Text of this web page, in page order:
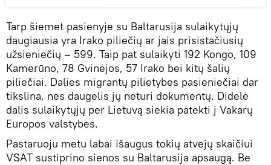
Tarp šiemet pasienyje su Baltarusija sulaikytųjų
daugiausia yra Irako piliečių ar jais prisistačiusių
užsieniečių – 599. Taip pat sulaikyti 192 Kongo, 109
Kamerūno, 78 Gvinėjos, 57 Irako bei kitų šalių
piliečiai. Dalies migrantų pilietybes pasieniečiai dar
tikslina, nes daugelis jų neturi dokumentų. Didelė
dalis sulaikytųjų per Lietuvą siekia patekti į Vakarų
Europos valstybes.
Pastaruoju metu labai išaugus tokių atvejų skaičiui
VSAT sustiprino sienos su Baltarusija apsaugą. Be